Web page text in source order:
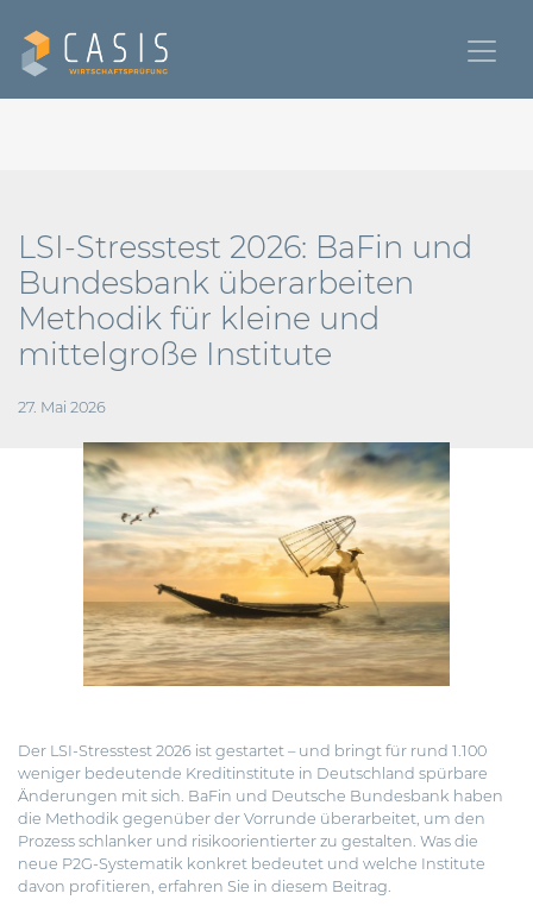
LSI-Stresstest 2026: BaFin und
Bundesbank überarbeiten
Methodik für kleine und
mittelgroße Institute
27. Mai 2026
Der LSI-Stresstest 2026 ist gestartet – und bringt für rund 1.100
weniger bedeutende Kreditinstitute in Deutschland spürbare
Änderungen mit sich. BaFin und Deutsche Bundesbank haben
die Methodik gegenüber der Vorrunde überarbeitet, um den
Prozess schlanker und risikoorientierter zu gestalten. Was die
neue P2G-Systematik konkret bedeutet und welche Institute
davon profitieren, erfahren Sie in diesem Beitrag.